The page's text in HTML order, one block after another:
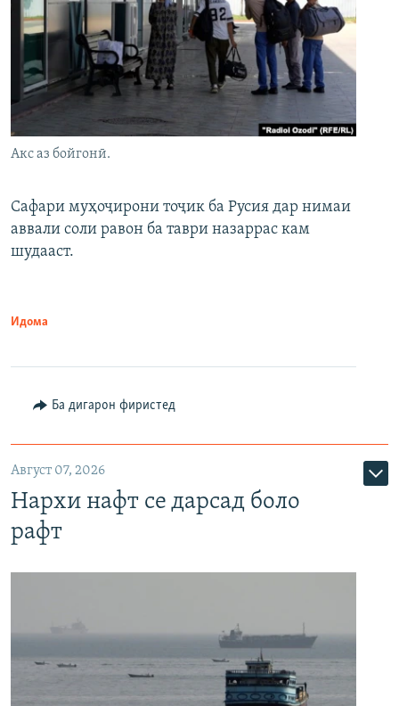
Акс аз бойгонӣ.
Сафари муҳоҷирони тоҷик ба Русия дар нимаи
аввали соли равон ба таври назаррас кам
шудааст.
Идома
Ба дигарон фиристед
Август 07, 2026
Нархи нафт се дарсад боло
рафт